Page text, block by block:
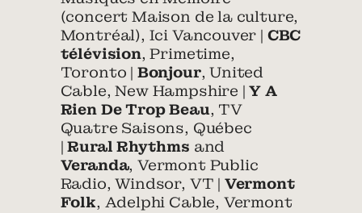
(concert Maison de la culture,
Montréal), Ici Vancouver | CBC
télévision, Primetime,
Toronto | Bonjour, United
Cable, New Hampshire |Y A
Rien De Trop Beau, TV
Quatre Saisons, Québec
|Rural Rhythms and
Veranda, Vermont Public
Radio, Windsor, VT | Vermont
Folk, Adelphi Cable, Vermont